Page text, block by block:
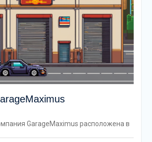
GarageMaximus расположена в